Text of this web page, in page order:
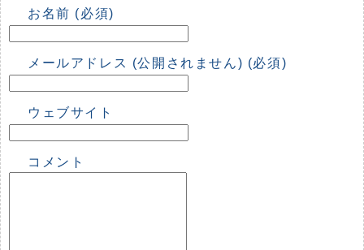
お名前 (必須)
メールアドレス (公開されません) (必須)
ウェブサイト
コメント